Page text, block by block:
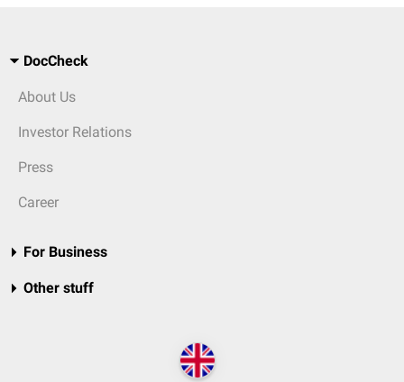
DocCheck
About Us
Investor Relations
Press
Career
For Business
Other stuff